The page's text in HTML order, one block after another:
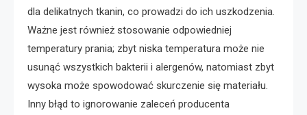
dla delikatnych tkanin, co prowadzi do ich uszkodzenia.
Ważne jest również stosowanie odpowiedniej
temperatury prania; zbyt niska temperatura może nie
usunąć wszystkich bakterii i alergenów, natomiast zbyt
wysoka może spowodować skurczenie się materiału.
Inny błąd to ignorowanie zaleceń producenta